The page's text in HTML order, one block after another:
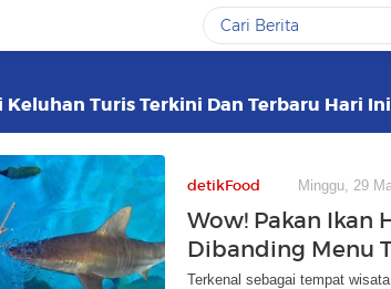
Turis Terkini Dan Terbaru Hari
detikFood Minggu, 29
Wow! Pakan Ikan
Dibanding Menu
Terkenal sebagai tempat